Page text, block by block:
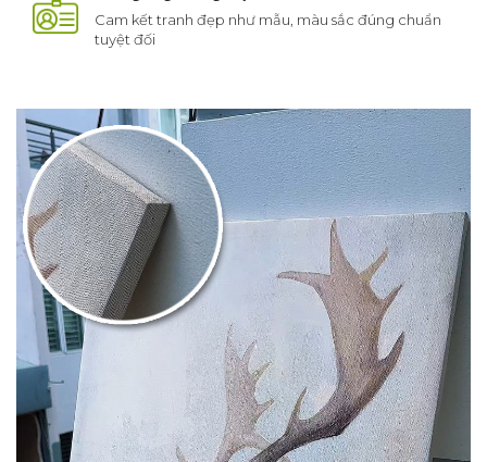
Cam kết tranh đẹp như mẫu, màu sắc đúng chuẩn
tuyệt đối